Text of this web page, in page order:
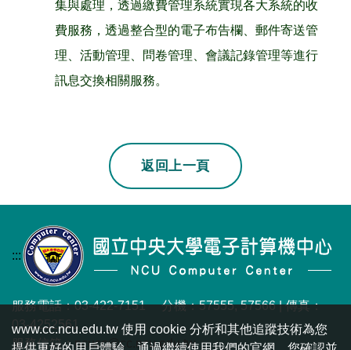
集與處理，透過繳費管理系統實現各大系統的收
費服務，透過整合型的電子布告欄、郵件寄送管
理、活動管理、問卷管理、會議記錄管理等進行
訊息交換相關服務。
返回上一頁
:::
服務電話：03-422-7151 分機：57555, 57566 | 傳真：
03-4252561
服務信箱：ncucc@cc.ncu.edu.tw
www.cc.ncu.edu.tw 使用 cookie 分析和其他追蹤技術為您